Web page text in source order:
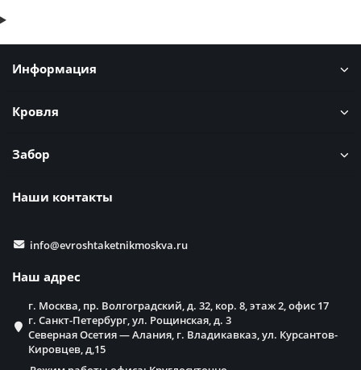
Информация
Кровля
Забор
Наши контакты
info@evroshtaketnikmoskva.ru
Наш адрес
г. Москва, пр. Волгоградский, д. 32, кор. 8, этаж 2, офис 17
г. Санкт-Петербург, ул. Рощинская, д. 3
Северная Осетия — Алания, г. Владикавказ, ул. Курсантов-
Кировцев, д,15